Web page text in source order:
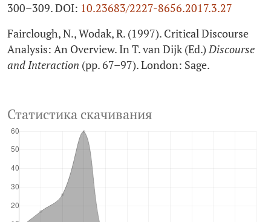
300–309. DOI: 10.23683/2227-8656.2017.3.27
Fairclough, N., Wodak, R. (1997). Critical Discourse
Analysis: An Overview. In T. van Dijk (Ed.)Discourse
and Interaction (pp. 67–97). London: Sage.
Статистика скачивания